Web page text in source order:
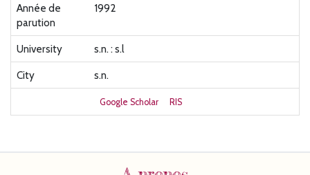
Année de
parution
1992
University
s.n. : s.l
City
s.n.
Google Scholar RIS